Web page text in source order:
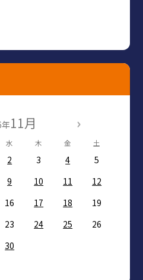
11月
水 木 金 土
2 3 4
5
9 10 11
12
16 17 18
19
23 24 25
26
30